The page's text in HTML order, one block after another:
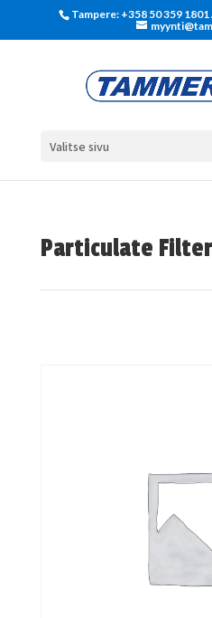
Tampere: +358 50 359
Valitse sivu
Particulate Filter